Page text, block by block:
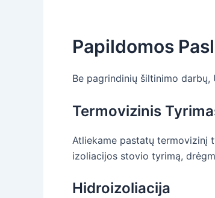
Papildomos
Be pagrindinių šiltinimo darbų,
Termovizinis
Atliekame pastatų termovizinį
izoliacijos stovio tyrimą,
Hidroizoliacija